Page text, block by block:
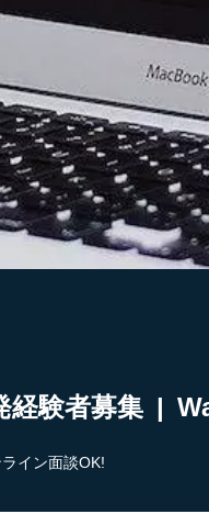
経験者募集 |
イン面談OK!